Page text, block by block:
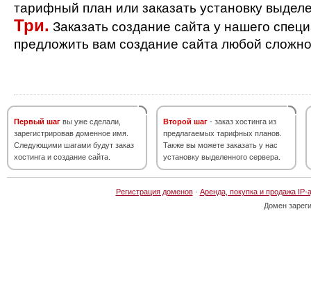
тарифный план или заказать установку
Три. Заказать создание сайта у нашего
предложить вам создание сайта любой
Первый шаг вы уже сделали,
зарегистрировав доменное имя.
Следующими шагами будут заказ
хостинга и создание сайта.
Второй шаг - заказ хостинга из
предлагаемых тарифных планов.
Также вы можете заказать у нас
установку выделенного сервера.
Регистрация доменов· Аренда, покупка и продажа IP-
Домен